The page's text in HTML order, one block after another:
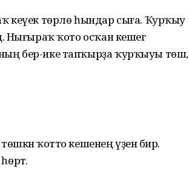
кеүек төрлө һындар сыға. Ҡурҡыу
Нығыраҡ ҡото осҡан кешегә
бер-ике тап­ҡырҙа ҡурҡыуы төшә,
ҡотто кешенең үҙенә бирә.